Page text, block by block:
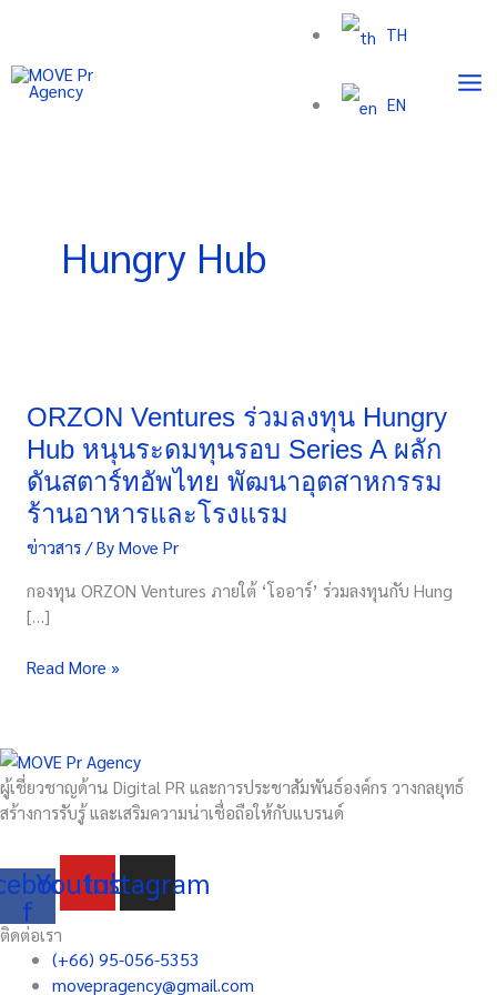
content
TH
EN
Hungry Hub
ORZON Ventures ร่วมลงทุน Hungry
Hub หนุนระดมทุนรอบ Series A ผลัก
ดันสตาร์ทอัพไทย พัฒนาอุตสาหกรรม
ร้านอาหารและโรงแรม
ข่าวสาร/ ByMove Pr
กองทุน ORZON Ventures ภายใต้ ‘โออาร์’ ร่วมลงทุนกับ Hung
[…]
ร่วม
ลงทุน
Hungry
Hub
หนุน
ระดม
รอบ
Series
ผลัก
ไทย
พัฒนา
อุตสาหกรรม
อาหาร
และ
โรงแรม
Read More »
ผู้เชี่ยวชาญด้าน Digital PR และการประชาสัมพันธ์องค์กร วางกลยุทธ์
สร้างการรับรู้ และเสริมความน่าเชื่อถือให้กับแบรนด์
f
Youtube
Instagram
ติดต่อเรา
(+66) 95-056-5353
movepragency@gmail.com